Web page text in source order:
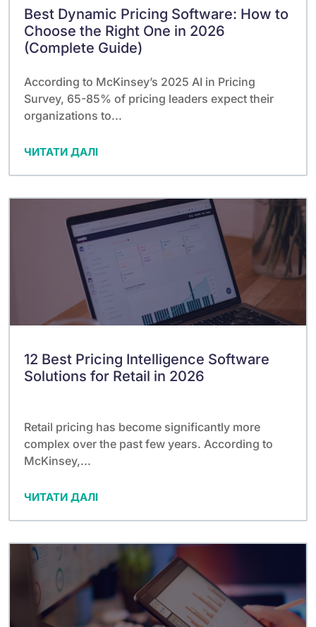
Best Dynamic Pricing Software: How to
Choose the Right One in 2026
(Complete Guide)
According to McKinsey’s 2025 AI in Pricing
Survey, 65-85% of pricing leaders expect their
organizations to...
ЧИТАТИ ДАЛІ
12 Best Pricing Intelligence Software
Solutions for Retail in 2026
Retail pricing has become significantly more
complex over the past few years. According to
McKinsey,...
ЧИТАТИ ДАЛІ